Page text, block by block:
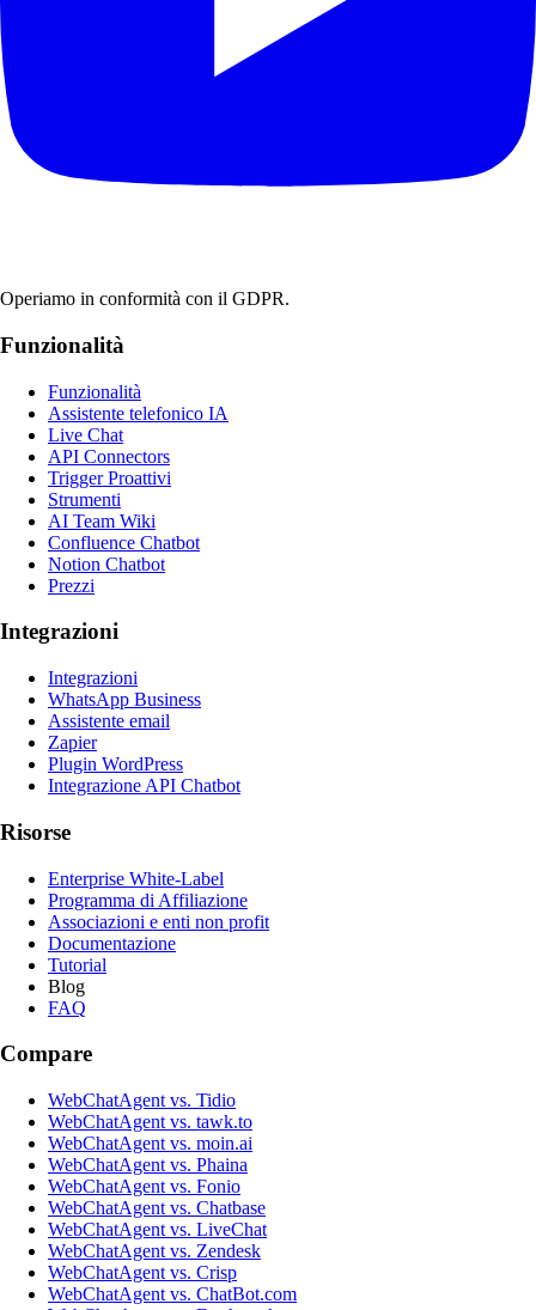
Operiamo in conformità con il GDPR.
Funzionalità
Funzionalità
Assistente telefonico IA
Live Chat
API Connectors
Trigger Proattivi
Strumenti
AI Team Wiki
Confluence Chatbot
Notion Chatbot
Prezzi
Integrazioni
Integrazioni
WhatsApp Business
Assistente email
Zapier
Plugin WordPress
Integrazione API Chatbot
Risorse
Enterprise White-Label
Programma di Affiliazione
Associazioni e enti non profit
Documentazione
Tutorial
Blog
FAQ
Compare
WebChatAgent vs. Tidio
WebChatAgent vs. tawk.to
WebChatAgent vs. moin.ai
WebChatAgent vs. Phaina
WebChatAgent vs. Fonio
WebChatAgent vs. Chatbase
WebChatAgent vs. LiveChat
WebChatAgent vs. Zendesk
WebChatAgent vs. Crisp
WebChatAgent vs. ChatBot.com